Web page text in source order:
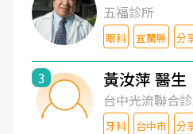
五福診所
眼科 宜蘭縣 分
3 黃汝萍 醫生
台中光流聯合
牙科 台中市 分